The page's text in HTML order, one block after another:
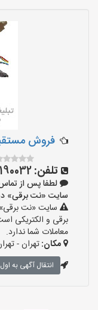
فروش
تلفن:
لطفا پس از
سایت «نت برقی» دیده ام و
سایت «نت
برقی و الکتریکی
معاملات شما ندارد.
مکان:تهران -
انتقال آگهی به